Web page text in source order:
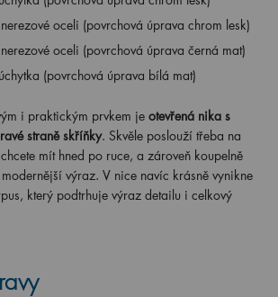
oceli (povrchová úprava chrom lesk)
oceli (povrchová úprava černá mat)
(povrchová úprava bílá mat)
i praktickým prvkem je otevřená nika s
straně skříňky. Skvěle poslouží třeba na
mít hned po ruce, a zároveň koupelně
výraz. V nice navíc krásně vynikne
který podtrhuje výraz detailu i celkový